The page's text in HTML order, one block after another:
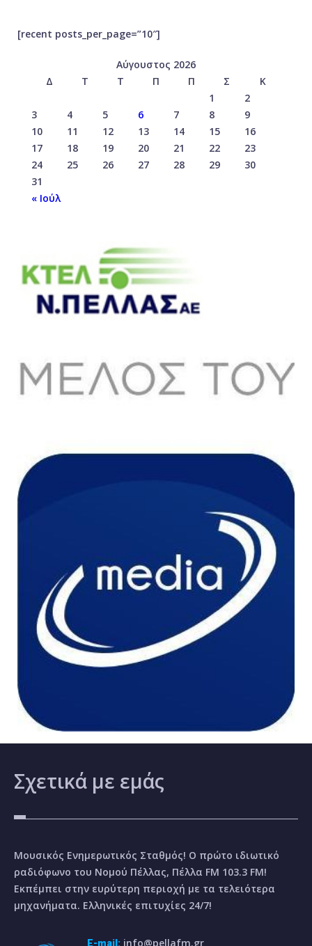
[recent posts_per_page=”10″]
Αύγουστος 2026
Δ
Τ Τ Π Π Σ
Κ
1
2
3
4 5 6 7 8
9
10
11 12 13 14 15
16
17
18 19 20 21 22
23
24
25 26 27 28 29
30
31
« Ιούλ
Σχετικά με εμάς
Μουσικός Ενημερωτικός Σταθμός! Ο πρώτο ιδιωτικό
ραδιόφωνο του Νομού Πέλλας, Πέλλα FM 103.3 FM!
Εκπέμπει στην ευρύτερη περιοχή με τα τελειότερα
μηχανήματα. Ελληνικές επιτυχίες 24/7!
E-mail: info@pellafm.gr